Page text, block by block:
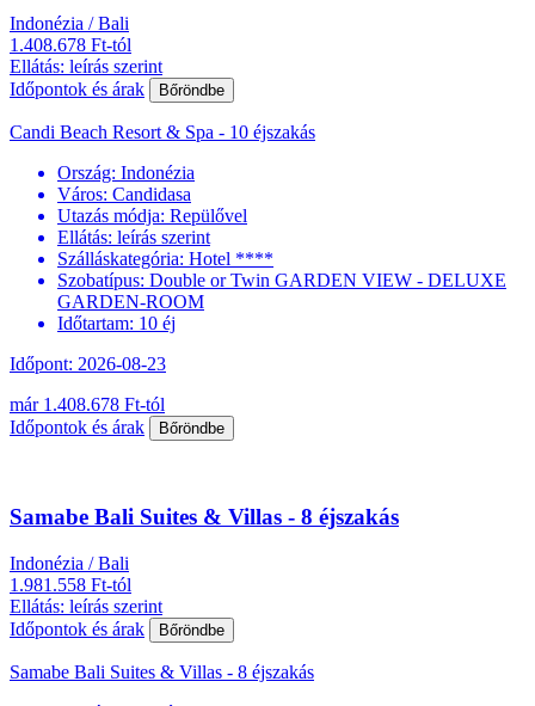
Indonézia / Bali
1.408.678 Ft-tól
Ellátás: leírás szerint
Időpontok és árak
Bőröndbe
Candi Beach Resort & Spa - 10 éjszakás
Ország: Indonézia
Város: Candidasa
Utazás módja: Repülővel
Ellátás: leírás szerint
Szálláskategória: Hotel ****
Szobatípus: Double or Twin GARDEN VIEW - DELUXE
GARDEN-ROOM
Időtartam: 10 éj
Időpont: 2026-08-23
már 1.408.678 Ft-tól
Időpontok és árak
Bőröndbe
Samabe Bali Suites & Villas - 8 éjszakás
Indonézia / Bali
1.981.558 Ft-tól
Ellátás: leírás szerint
Időpontok és árak
Bőröndbe
Samabe Bali Suites & Villas - 8 éjszakás